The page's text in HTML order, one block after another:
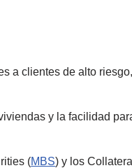
a clientes de alto
y la facilidad
(MBS) y los